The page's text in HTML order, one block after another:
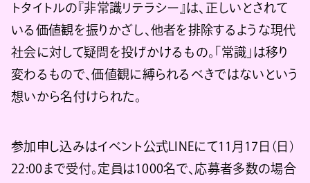
トタイトルの『非常識リテラシー』は、正しいとされて
いる価値観を振りかざし、他者を排除するような現代
社会に対して疑問を投げかけるもの。「常識」は移り
変わるもので、価値観に縛られるべきではないという
想いから名付けられた。
参加申し込みはイベント公式LINEにて11月17日（日）
22:00まで受付。定員は1000名で、応募者多数の場合